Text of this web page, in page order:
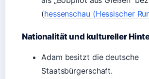
(hessenschau (Hessischer
Nationalität und kultureller
Adam besitzt die deutsche
Staatsbürgerschaft.